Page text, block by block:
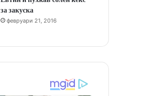
за закуска
февруари 21, 2016